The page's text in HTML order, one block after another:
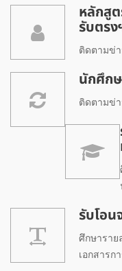
หลักสู
รับตรง
ติดตามข่
นักศึก
ติดตามข่
รับโอ
ศึกษารา
เอกสารก